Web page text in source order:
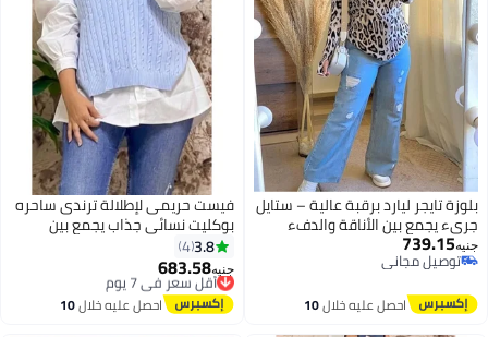
بلوزة تايجر ليارد برقبة عالية – ستايل
جريء يجمع بين الأناقة والدفء
بلوزه بصباع تجمع بين الشياكه
والاناقه كود 4500
جنيه739.15
توصيل مجاني
توصيل مجاني
احصل عليه خلال10
اغسطس
5
فيست حريمى لإطلالة ترندى ساحره
بوكليت نسائي جذاب يجمع بين
الرُقي والنعومة بأسلوب يخطف
الأنظار كود 4504
3.8
4
جنيه683.58
أقل سعر في 7 يوم
توصيل مجاني
أقل سعر في 7 يوماحصل عليه خلال10
اغسطس